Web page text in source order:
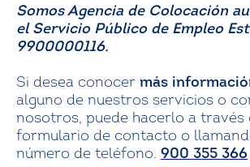
Somos Agencia de Colocación
el Servicio Público de Empleo
9900000116.
Si desea conocer más
alguno de nuestros servicios o
nosotros, puede hacerlo a través
formulario de contacto o
número de teléfono. 900 355 366